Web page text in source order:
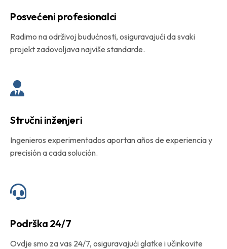
Posvećeni profesionalci
Radimo na održivoj budućnosti, osiguravajući da svaki
projekt zadovoljava najviše standarde.
Stručni inženjeri
Ingenieros experimentados aportan años de experiencia y
precisión a cada solución.
Podrška 24/7
Ovdje smo za vas 24/7, osiguravajući glatke i učinkovite